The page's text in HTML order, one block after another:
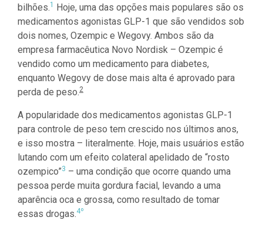
bilhões.1
Hoje, uma das opções mais populares são os
medicamentos agonistas GLP-1 que são vendidos sob
dois nomes, Ozempic e Wegovy. Ambos são da
empresa farmacêutica Novo Nordisk – Ozempic é
vendido como um medicamento para diabetes,
enquanto Wegovy de dose mais alta é aprovado para
perda de peso.2
A popularidade dos medicamentos agonistas GLP-1
para controle de peso tem crescido nos últimos anos,
e isso mostra – literalmente. Hoje, mais usuários estão
lutando com um efeito colateral apelidado de “rosto
ozempico”3 – uma condição que ocorre quando uma
pessoa perde muita gordura facial, levando a uma
aparência oca e grossa, como resultado de tomar
essas drogas.4º